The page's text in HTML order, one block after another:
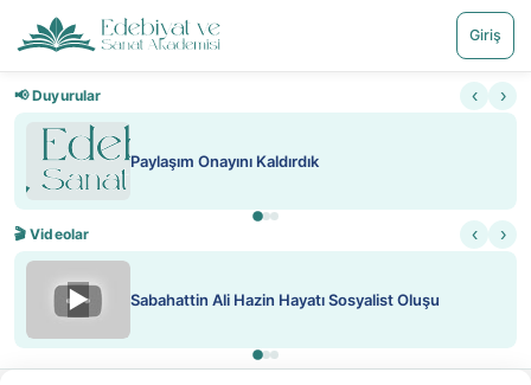
Giriş
📢 Duyurular ‹ ›
Paylaşım Onayını Kaldırdık
🎬 Videolar ‹ ›
▶ Sabahattin Ali Hazin Hayatı Sosyalist Oluşu